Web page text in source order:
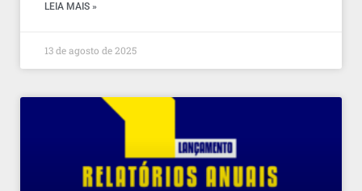
LEIA MAIS »
13 de agosto de 2025